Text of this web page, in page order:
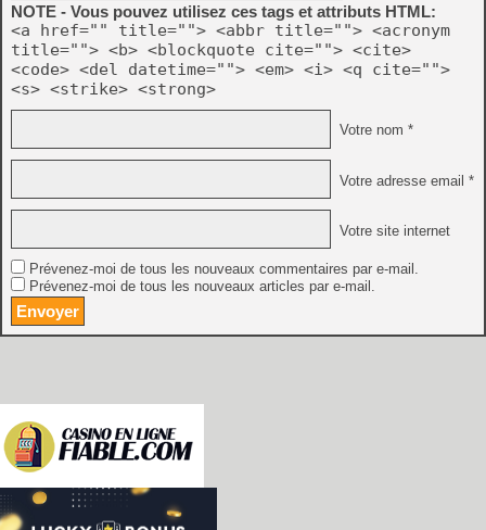
NOTE - Vous pouvez utilisez ces tags et attributs HTML:
<a href="" title=""> <abbr title=""> <acronym
title=""> <b> <blockquote cite=""> <cite>
<code> <del datetime=""> <em> <i> <q cite="">
<s> <strike> <strong>
Votre nom *
Votre adresse email *
Votre site internet
Prévenez-moi de tous les nouveaux commentaires par e-mail.
Prévenez-moi de tous les nouveaux articles par e-mail.